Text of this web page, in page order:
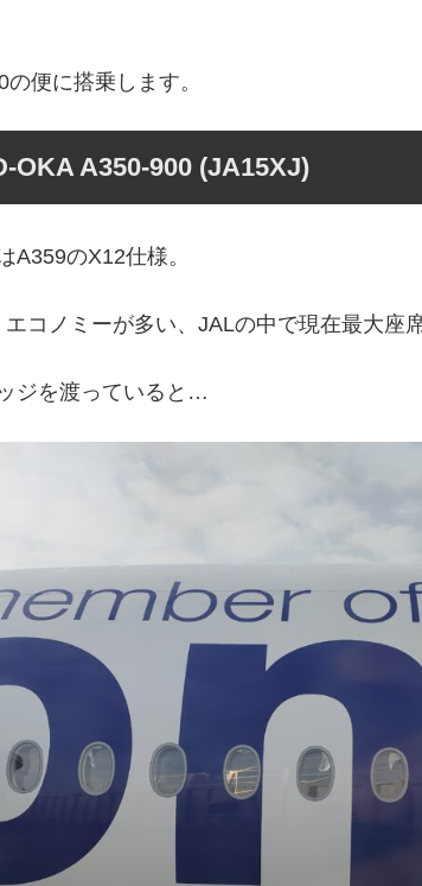
便に搭乗します。
OKA A350-900 (JA15XJ)
A359のX12仕様。
コノミーが多い、JALの中で現在最大座
ジを渡っていると…